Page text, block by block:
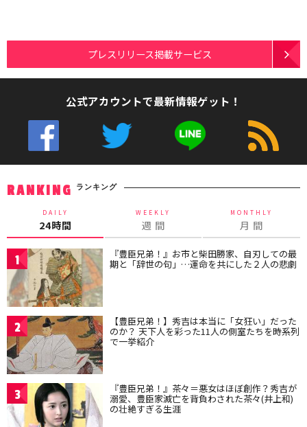
プレスリリース掲載サービス
公式アカウントで最新情報ゲット！
RANKING ランキング
DAILY
24時間
WEEKLY
週 間
MONTHLY
月 間
1 『豊臣兄弟！』お市と柴田勝家、自刃しての最
期と「辞世の句」…運命を共にした２人の悲劇
2 【豊臣兄弟！】秀吉は本当に「女狂い」だった
のか？ 天下人を彩った11人の側室たちを時系列
で一挙紹介
3 『豊臣兄弟！』茶々＝悪女はほぼ創作？秀吉が
溺愛、豊臣家滅亡を背負わされた茶々(井上和)
の壮絶すぎる生涯